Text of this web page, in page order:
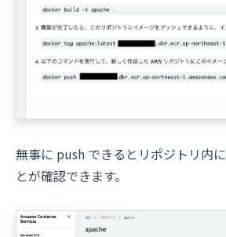
無事に push できるとリポジトリ内
とが確認できます。